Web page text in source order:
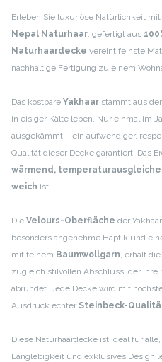
Erleben Sie luxuriöse Natürlichkeit mit
Nepal Naturhaar , gefertigt aus
Naturhaardecke vereint feinste
nachhaltige Fertigung zu einem
Das kostbare Yakhaar stammt aus
in eisiger Kälte leben. Nur einmal im
ausgekämmt – ein aufwendiger,
Qualität dieser Decke garantiert. Das
wärmend,
weich ist.
Die Velours-Oberfläche der
besonders angenehme Haptik und
mit feinem Baumwollgarn , erhält
zugleich stilvollen Abschluss, der
abrundet. Jede Decke wird mit
Ausdruck echter Steinbeck-
Diese Naturhaardecke ist ideal für
Langlebigkeit und exklusives Design